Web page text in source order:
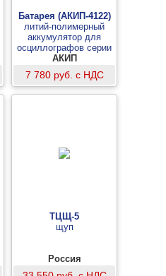
Батарея (АКИП-4122)
литий-полимерный
аккумулятор для
осциллографов серии
АКИП-4122
АКИП
7 780 руб. с НДС
ТЦЩ-5
щуп
Россия